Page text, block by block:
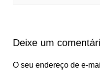
Deixe um
O seu endereço de e-